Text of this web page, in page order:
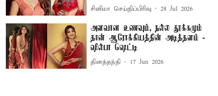
சினிமா செய்திப்பிரிவு 28 Jul 2026
அளவான உணவும், நல்ல தூக்கமும்
தான் ஆரோக்கியத்தின் அடித்தளம் -
ஷில்பா ஷெட்டி
தினத்தந்தி 17 Jun 2026